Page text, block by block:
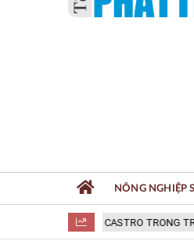
FIDEL CASTRO TRONG TRÁI TIM
NÔNG NGHIỆP